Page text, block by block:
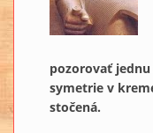
pozorovať
symetrie v
stočená.